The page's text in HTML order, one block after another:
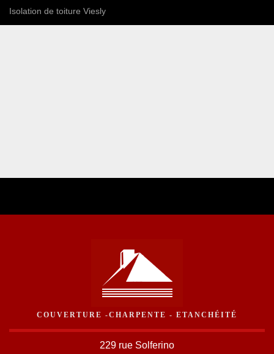
Isolation de toiture Viesly
COUVERTURE -CHARPENTE - ETANCHÉITÉ
229 rue Solferino